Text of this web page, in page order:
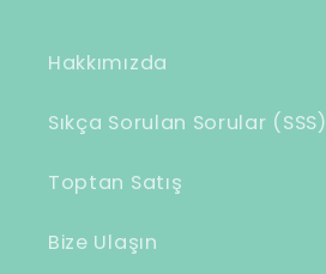
Hakkımızda
Sıkça Sorulan Sorular (SSS)
Toptan Satış
Bize Ulaşın